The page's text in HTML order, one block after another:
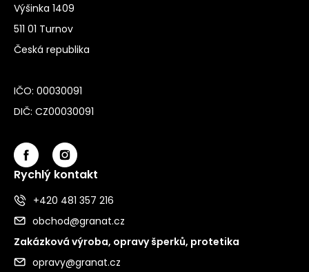
Výšinka 1409
511 01 Turnov
Česká republika
IČO: 00030091
DIČ: CZ00030091
Rychlý kontakt
+420 481 357 216
obchod@granat.cz
Zakázková výroba, opravy šperků, protetika
opravy@granat.cz